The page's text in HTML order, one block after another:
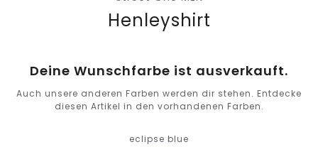
Henleyshirt
Deine Wunschfarbe ist ausverkauft.
Auch unsere anderen Farben werden dir stehen. Entdecke
diesen Artikel in den vorhandenen Farben.
eclipse blue